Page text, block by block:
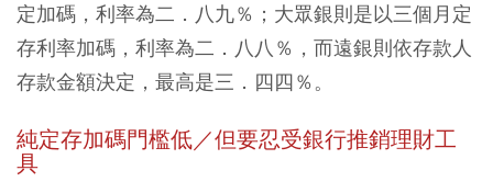
定加碼，利率為二．八九％；大眾銀則是以三個月定
存利率加碼，利率為二．八八％，而遠銀則依存款人
存款金額決定，最高是三．四四％。
純定存加碼門檻低／但要忍受銀行推銷理財工
具